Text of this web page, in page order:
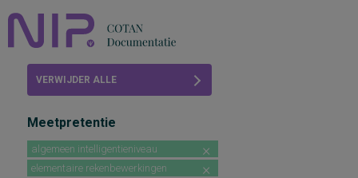
Abonneren
VERWIJDER ALLE
Meetpretentie
algemeen intelligentieniveau
elementaire rekenbewerkingen